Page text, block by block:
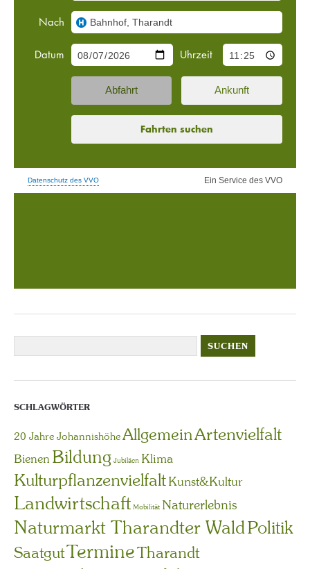
SCHLAGWÖRTER
20 Jahre JohannishöheAllgemeinArtenvielfalt
Bienen Bildung Jubiläen Klima
KulturpflanzenvielfaltKunst&Kultur
Landwirtschaft Mobilität Naturerlebnis
Naturmarkt Tharandter WaldPolitik
SaatgutTermineTharandt